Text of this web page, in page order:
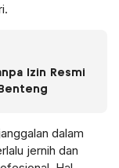
Izin Resmi
dalam
jernih dan